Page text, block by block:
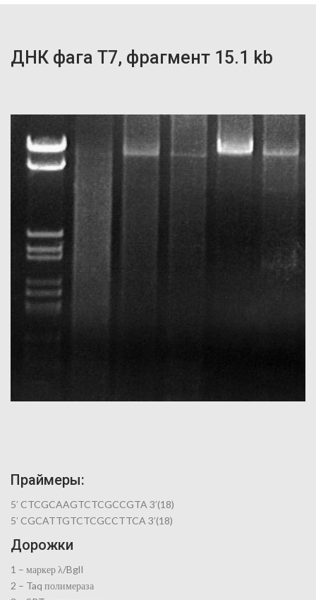
ДНК фага Т7, фрагмент 15.1 kb
Праймеры:
5′ CTCGCAAGTCTCGCCGTA 3′(18)
5′ CGCATTGTCTCGCCTTCA 3′(18)
Дорожки
1 – маркер λ/BglI
2 – Taq полимераза